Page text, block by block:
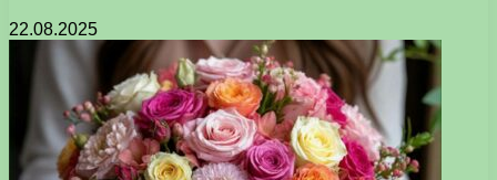
22.08.2025